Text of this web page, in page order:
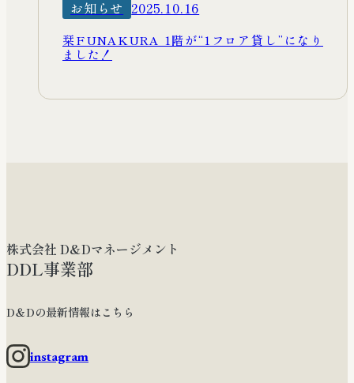
お知らせ 2025.10.16
栞FUNAKURA 1階が“1フロア貸し”になり
ました！
株式会社 D&Dマネージメント
DDL事業部
D＆Dの最新情報はこちら
instagram